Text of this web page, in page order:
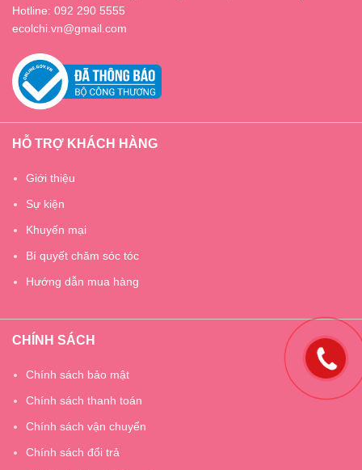
Hotline: 092 290 5555
ecolchi.vn@gmail.com
HỖ TRỢ KHÁCH HÀNG
Giới thiệu
Sự kiện
Khuyến mại
Bí quyết chăm sóc tóc
Hướng dẫn mua hàng
CHÍNH SÁCH
Chính sách bảo mật
Chính sách thanh toán
Chính sách vận chuyển
Chính sách đổi trả